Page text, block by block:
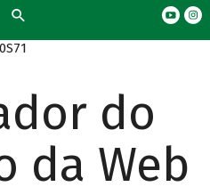
do
da Web